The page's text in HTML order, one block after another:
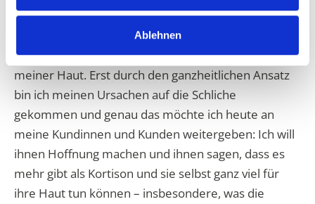
Ablehnen
ich so nicht mehr leben wollte. Bei mir waren vor
allem Gesicht, Hals und Hände betroffen und ich
habe mich einfach nicht mehr wohl gefühlt in
meiner Haut. Erst durch den ganzheitlichen Ansatz
bin ich meinen Ursachen auf die Schliche
gekommen und genau das möchte ich heute an
meine Kundinnen und Kunden weitergeben: Ich will
ihnen Hoffnung machen und ihnen sagen, dass es
mehr gibt als Kortison und sie selbst ganz viel für
ihre Haut tun können – insbesondere, was die